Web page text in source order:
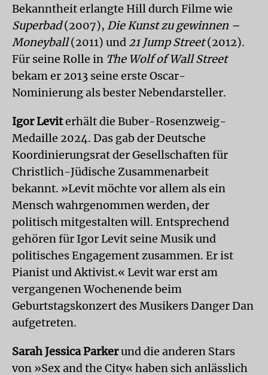
Bekanntheit erlangte Hill durch Filme wie
Superbad(2007), Die Kunst zu gewinnen –
Moneyball(2011) und 21 Jump Street(2012).
Für seine Rolle in The Wolf of Wall Street
bekam er 2013 seine erste Oscar-
Nominierung als bester Nebendarsteller.
Igor Leviterhält die Buber-Rosenzweig-
Medaille 2024. Das gab der Deutsche
Koordinierungsrat der Gesellschaften für
Christlich-Jüdische Zusammenarbeit
bekannt. »Levit möchte vor allem als ein
Mensch wahrgenommen werden, der
politisch mitgestalten will. Entsprechend
gehören für Igor Levit seine Musik und
politisches Engagement zusammen. Er ist
Pianist und Aktivist.« Levit war erst am
vergangenen Wochenende beim
Geburtstagskonzert des Musikers Danger Dan
aufgetreten.
Sarah Jessica Parkerund die anderen Stars
von »Sex and the City« haben sich anlässlich